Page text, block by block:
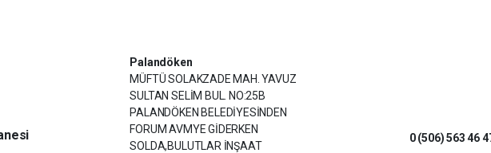
Palandöken
MÜFTÜ SOLAKZADE MAH. YAVUZ
SULTAN SELİM BUL. NO:25B
PALANDÖKEN BELEDİYESİNDEN
FORUM AVMYE GİDERKEN
SOLDA,BULUTLAR İNŞAAT
0 (506) 563 46